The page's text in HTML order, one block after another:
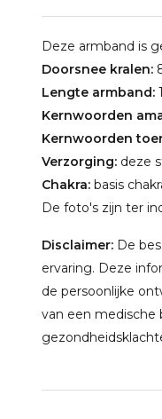
Deze armband is
Doorsnee kralen:
Lengte armband:
Kernwoorden
Kernwoorden
Verzorging: deze
Chakra: basis
De foto's zijn ter
Disclaimer: De
ervaring. Deze
de persoonlijke
van een medische